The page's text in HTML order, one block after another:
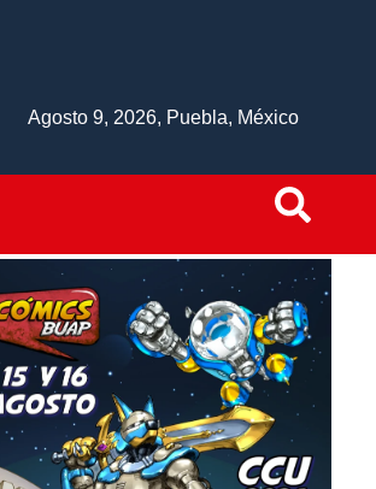
Agosto 9, 2026, Puebla, México